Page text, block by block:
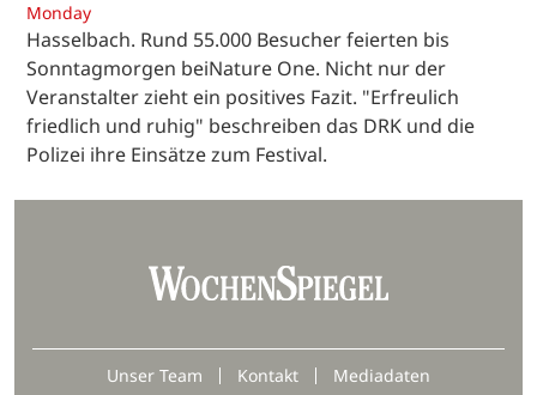
Monday
Hasselbach. Rund 55.000 Besucher feierten bis
Sonntagmorgen beiNature One. Nicht nur der
Veranstalter zieht ein positives Fazit. "Erfreulich
friedlich und ruhig" beschreiben das DRK und die
Polizei ihre Einsätze zum Festival.
Unser Team Kontakt Mediadaten